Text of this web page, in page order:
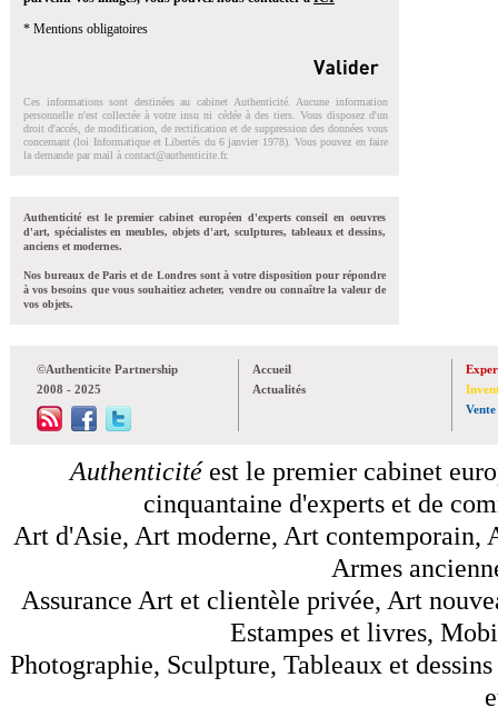
* Mentions obligatoires
Ces informations sont destinées au cabinet Authenticité. Aucune information
personnelle n'est collectée à votre insu ni cédée à des tiers. Vous disposez d'un
droit d'accés, de modification, de rectification et de suppression des données vous
concernant (loi Informatique et Libertés du 6 janvier 1978). Vous pouvez en faire
la demande par mail à contact@authenticite.fr.
Authenticité est le premier cabinet européen d'experts conseil en oeuvres
d'art, spécialistes en meubles, objets d'art, sculptures, tableaux et dessins,
anciens et modernes.
Nos bureaux de Paris et de Londres sont à votre disposition pour répondre
à vos besoins que vous souhaitiez acheter, vendre ou connaître la valeur de
vos objets.
©Authenticite Partnership
2008 - 2025
Accueil
Actualités
Vente
Authenticitéest le premier cabinet
cinquantaine d'experts et de
Art d'Asie, Art moderne, Art contemporain,
Armes
Assurance Art et clientèle privée, Art
Estampes et livres,
Photographie, Sculpture, Tableaux et